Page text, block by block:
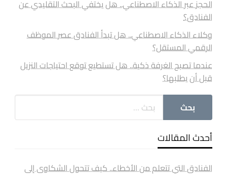
الحجز عبر الذكاء الاصطناعي.. هل يختفي البحث التقليدي عن
الفنادق؟
وكلاء الذكاء الاصطناعي.. هل تبدأ الفنادق عصر الموظف
الرقمي المستقل؟
عندما تصبح الغرفة ذكية.. هل تستطيع توقع احتياجات النزيل
قبل أن يطلبها؟
أحدث المقالات
الفنادق التي تتعلم من الأخطاء.. كيف تتحول الشكاوى إلى